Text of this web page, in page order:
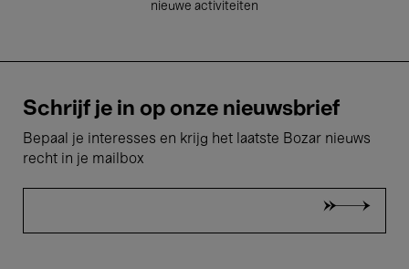
nieuwe activiteiten
Schrijf je in op onze nieuwsbrief
Bepaal je interesses en krijg het laatste Bozar nieuws
recht in je mailbox